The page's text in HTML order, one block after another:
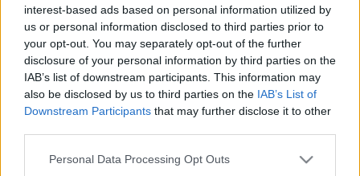
interest-based ads based on personal information utilized by
us or personal information disclosed to third parties prior to
your opt-out. You may separately opt-out of the further
disclosure of your personal information by third parties on the
IAB’s list of downstream participants. This information may
also be disclosed by us to third parties on the IAB’s List of
Downstream Participants that may further disclose it to other
Please note that this website/app uses one or more Google
Personal Data Processing Opt Outs
#allergia#influenza#cukorbetegség
#orvosmeteorológia#vérnyomás#stroke#rákbetegség
#pajzsmirigy #reflux#ekcéma #herpesz
Regisztráció